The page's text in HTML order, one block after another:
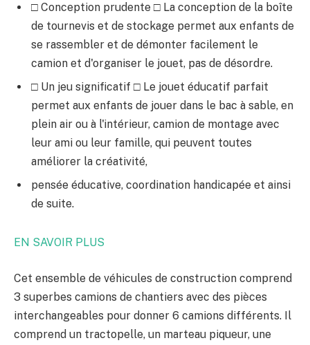
□ Conception prudente □ La conception de la boîte
de tournevis et de stockage permet aux enfants de
se rassembler et de démonter facilement le
camion et d'organiser le jouet, pas de désordre.
□ Un jeu significatif □ Le jouet éducatif parfait
permet aux enfants de jouer dans le bac à sable, en
plein air ou à l'intérieur, camion de montage avec
leur ami ou leur famille, qui peuvent toutes
améliorer la créativité,
pensée éducative, coordination handicapée et ainsi
de suite.
EN SAVOIR PLUS
Cet ensemble de véhicules de construction comprend
3 superbes camions de chantiers avec des pièces
interchangeables pour donner 6 camions différents. Il
comprend un tractopelle, un marteau piqueur, une